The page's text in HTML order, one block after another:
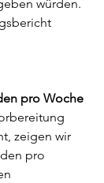
würden.
pro Woche
zeigen wir
pro